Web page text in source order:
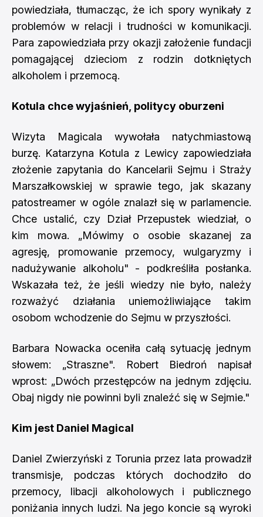
powiedziała, tłumacząc, że ich spory wynikały z
problemów w relacji i trudności w komunikacji.
Para zapowiedziała przy okazji założenie fundacji
pomagającej dzieciom z rodzin dotkniętych
alkoholem i przemocą.
Kotula chce wyjaśnień, politycy oburzeni
Wizyta Magicala wywołała natychmiastową
burzę. Katarzyna Kotula z Lewicy zapowiedziała
złożenie zapytania do Kancelarii Sejmu i Straży
Marszałkowskiej w sprawie tego, jak skazany
patostreamer w ogóle znalazł się w parlamencie.
Chce ustalić, czy Dział Przepustek wiedział, o
kim mowa. „Mówimy o osobie skazanej za
agresję, promowanie przemocy, wulgaryzmy i
nadużywanie alkoholu" - podkreśliła posłanka.
Wskazała też, że jeśli wiedzy nie było, należy
rozważyć działania uniemożliwiające takim
osobom wchodzenie do Sejmu w przyszłości.
Barbara Nowacka oceniła całą sytuację jednym
słowem: „Straszne". Robert Biedroń napisał
wprost: „Dwóch przestępców na jednym zdjęciu.
Obaj nigdy nie powinni byli znaleźć się w Sejmie."
Kim jest Daniel Magical
Daniel Zwierzyński z Torunia przez lata prowadził
transmisje, podczas których dochodziło do
przemocy, libacji alkoholowych i publicznego
poniżania innych ludzi. Na jego koncie są wyroki